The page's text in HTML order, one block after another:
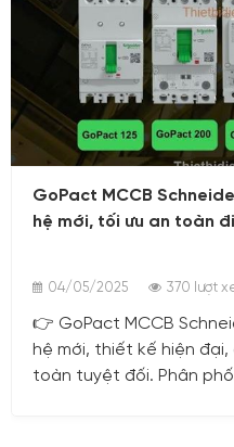
04/05/2025
GoPact MCCB
hệ mới, tối ưu an toàn
04/05/2025 370 lượt
👉 GoPact MCCB
hệ mới, thiết kế hiện
toàn tuyệt đối. Phân